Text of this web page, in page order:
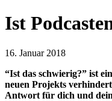
Ist
16. Januar 2018
“Ist das schwierig?” ist
neuen Projekts
Antwort für dich und